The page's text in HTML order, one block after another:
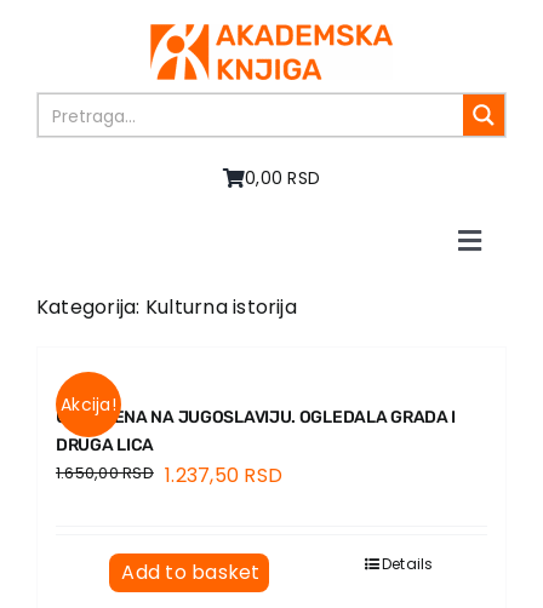
0,00 RSD
Toggle
About us
In preparation
Sale
Authors
EU PROJECTS
Kategorija: Kulturna istorija
Akcija!
USPOMENA NA JUGOSLAVIJU. OGLEDALA GRADA I
DRUGA LICA
1.650,00RSD 1.237,50 RSD
Add to basket Details